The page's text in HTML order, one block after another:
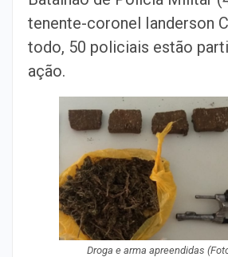
tenente-coronel Ianderson
todo, 50 policiais estão
ação.
Droga e arma apreendidas